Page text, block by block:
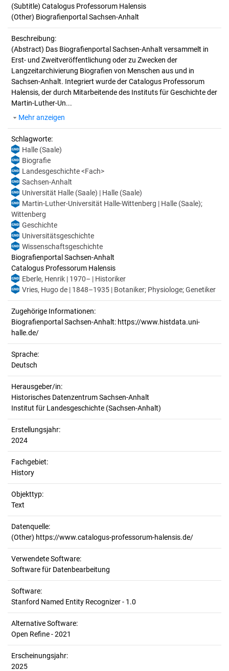
(Subtitle) Catalogus Professorum Halensis
(Other) Biografienportal Sachsen-Anhalt
Beschreibung:
(Abstract) Das Biografienportal Sachsen-Anhalt versammelt in
Erst- und Zweitveröffentlichung oder zu Zwecken der
Langzeitarchivierung Biografien von Menschen aus und in
Sachsen-Anhalt. Integriert wurde der Catalogus Professorum
Halensis, der durch Mitarbeitende des Instituts für Geschichte der
Martin-Luther-Un...
Mehr anzeigen
Schlagworte:
Halle (Saale)
Biografie
Landesgeschichte <Fach>
Sachsen-Anhalt
Universität Halle (Saale) | Halle (Saale)
Martin-Luther-Universität Halle-Wittenberg | Halle (Saale);
Wittenberg
Geschichte
Universitätsgeschichte
Wissenschaftsgeschichte
Biografienportal Sachsen-Anhalt
Catalogus Professorum Halensis
Eberle, Henrik | 1970– | Historiker
Vries, Hugo de | 1848–1935 | Botaniker; Physiologe; Genetiker
Zugehörige Informationen:
Biografienportal Sachsen-Anhalt: https://www.histdata.uni-
halle.de/
Sprache:
Deutsch
Herausgeber/in:
Historisches Datenzentrum Sachsen-Anhalt
Institut für Landesgeschichte (Sachsen-Anhalt)
Erstellungsjahr:
2024
Fachgebiet:
History
Objekttyp:
Text
Datenquelle:
(Other) https://www.catalogus-professorum-halensis.de/
Verwendete Software:
Software für Datenbearbeitung
Software:
Stanford Named Entity Recognizer - 1.0
Alternative Software:
Open Refine - 2021
Erscheinungsjahr:
2025